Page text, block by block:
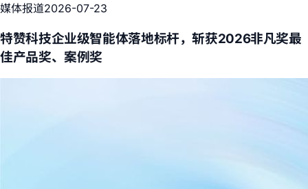
媒体报道2026-07-23
特赞科技企业级智能体落地标杆，斩获2026非凡奖最
佳产品奖、案例奖